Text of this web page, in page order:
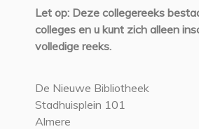
Let op: Deze collegereeks
colleges en u kunt zich alleen
volledige reeks.
De Nieuwe Bibliotheek
Stadhuisplein 101
Almere